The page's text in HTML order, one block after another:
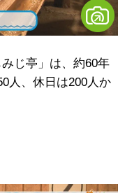
じ亭」は、約60年
人、休日は200人か